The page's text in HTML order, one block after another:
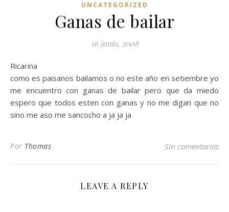
UNCATEGORIZED
Ganas de bailar
16 junio, 2008
Ricarina
como es paisanos bailamos o no este año en setiembre yo
me encuentro con ganas de bailar pero que da miedo
espero que todos esten con ganas y no me digan que no
sino me aso me sancocho a ja ja ja
Por Thomas Sin comentarios
LEAVE A REPLY